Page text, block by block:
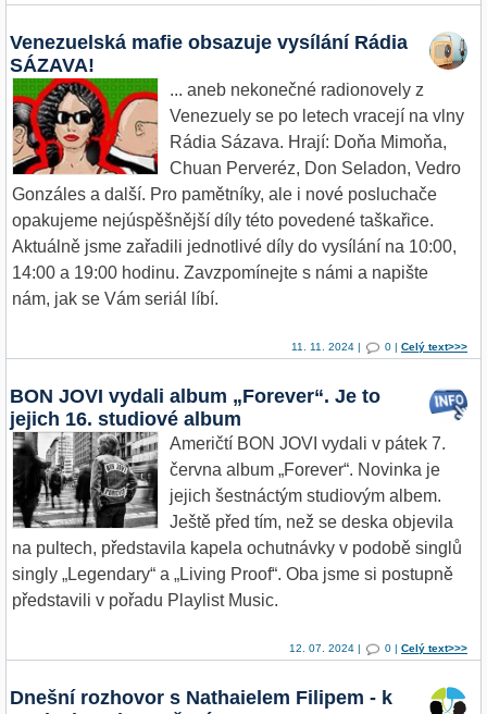
Venezuelská mafie obsazuje vysílání Rádia
SÁZAVA!
... aneb nekonečné radionovely z
Venezuely se po letech vracejí na vlny
Rádia Sázava. Hrají: Doňa Mimoňa,
Chuan Perveréz, Don Seladon, Vedro
Gonzáles a další. Pro pamětníky, ale i nové posluchače
opakujeme nejúspěšnější díly této povedené taškařice.
Aktuálně jsme zařadili jednotlivé díly do vysílání na 10:00,
14:00 a 19:00 hodinu. Zavzpomínejte s námi a napište
nám, jak se Vám seriál líbí.
11. 11. 2024 | 0 | Celý text>>>
BON JOVI vydali album „Forever“. Je to
jejich 16. studiové album
Američtí BON JOVI vydali v pátek 7.
června album „Forever“. Novinka je
jejich šestnáctým studiovým albem.
Ještě před tím, než se deska objevila
na pultech, představila kapela ochutnávky v podobě singlů
singly „Legendary“ a „Living Proof“. Oba jsme si postupně
představili v pořadu Playlist Music.
12. 07. 2024 | 0 | Celý text>>>
Dnešní rozhovor s Nathaielem Filipem - k